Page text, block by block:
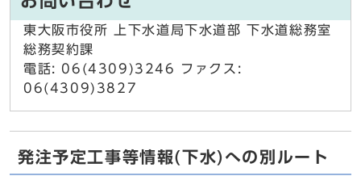
東大阪市役所 上下水道局下水道部 下水道総務室
総務契約課
電話: 06(4309)3246 ファクス:
06(4309)3827
発注予定工事等情報(下水)への別ルート